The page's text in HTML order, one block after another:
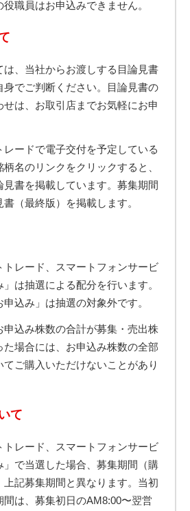
職員はお申込みできません。
は、当社からお渡しする目論見書
身でご判断ください。目論見書の
せは、お取引店までお気軽にお申
レードで電子交付を予定している
名のリンクをクリックすると、
見書を掲載しています。募集期間
（最終版）を掲載します。
トレード、スマートフォンサービ
は抽選による配分を行います。
申込み」は抽選の対象外です。
申込み株数の合計が募集・売出株
た場合には、お申込み株数の全部
てご購入いただけないことがあり
て
トレード、スマートフォンサービ
」で当選した場合、募集期間（購
上記募集期間と異なります。当初
間は、募集初日のAM8:00〜翌営